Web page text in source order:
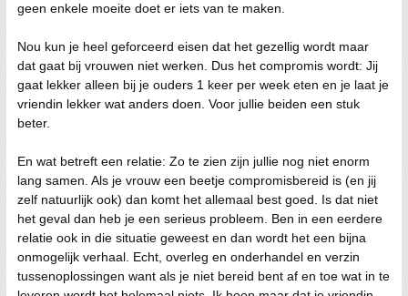
geen enkele moeite doet er iets van te maken.
Nou kun je heel geforceerd eisen dat het gezellig wordt maar
dat gaat bij vrouwen niet werken. Dus het compromis wordt: Jij
gaat lekker alleen bij je ouders 1 keer per week eten en je laat je
vriendin lekker wat anders doen. Voor jullie beiden een stuk
beter.
En wat betreft een relatie: Zo te zien zijn jullie nog niet enorm
lang samen. Als je vrouw een beetje compromisbereid is (en jij
zelf natuurlijk ook) dan komt het allemaal best goed. Is dat niet
het geval dan heb je een serieus probleem. Ben in een eerdere
relatie ook in die situatie geweest en dan wordt het een bijna
onmogelijk verhaal. Echt, overleg en onderhandel en verzin
tussenoplossingen want als je niet bereid bent af en toe wat in te